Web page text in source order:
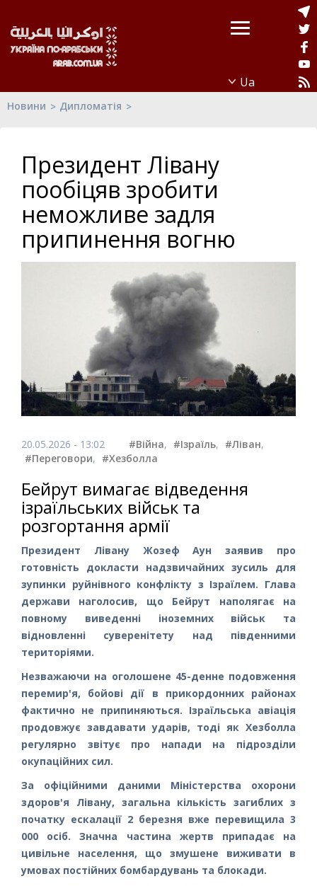
Новини Дипломатія
Президент Лівану
пообіцяв зробити
неможливе задля
припинення вогню
20.05.2026 - 13:02 #Війна, #Ізраїль, #Ліван,
#Переговори, #Хезболла
Бейрут вимагає відведення
ізраїльських військ та
розгортання армії
Президент Лівану Жозеф Аун заявив про
готовність докласти надзвичайних зусиль для
зупинки руйнівного конфлікту з Ізраїлем. Глава
держави наголосив, що Бейрут наполягає на
повному виведенні іноземних військ та
відновленні суверенітету над південними
територіями.
Незважаючи на оголошене 45-денне подовження
перемир'я, бойові дії в прикордонних районах
фактично не припиняються. Ізраїльська авіація
продовжує завдавати ударів, тоді як Хезболла
регулярно звітує про напади на підрозділи
окупаційних сил.
За офіційними даними Міністерства охорони
здоров'я Лівану, загальна кількість загиблих з
початку ескалації 2 березня вже перевищила 3
000 осіб. Значна частина жертв припадає на
цивільне населення, що змушене виживати в
умовах постійних бомбардувань та блокади.